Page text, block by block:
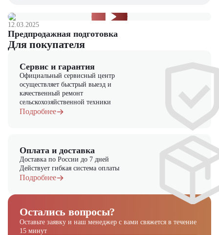
"ЦТО"!
12.03.2025
Предпродажная подготовка
Для покупателя
Сервис и гарантия
Официальный сервисный центр
осуществляет быстрый выезд и
качественный ремонт
сельскохозяйственной техники
Подробнее
Оплата и доставка
Доставка по России до 7 дней
Действует гибкая система оплаты
Подробнее
Остались вопросы?
Оставьте заявку и наш менеджер с вами свяжется в течение
15 минут